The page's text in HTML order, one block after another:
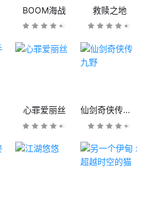
BOOM海战 救赎之地
心罪爱丽丝 仙剑奇侠传九野